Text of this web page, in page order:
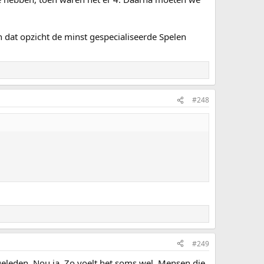
opzicht de minst gespecialiseerde Spelen
#248
#249